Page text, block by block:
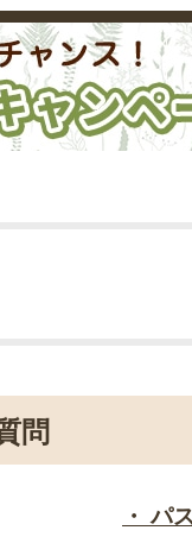
問
・ パ